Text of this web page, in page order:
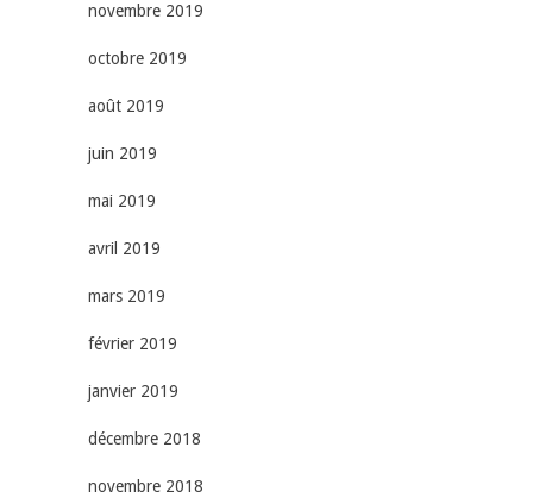
novembre 2019
octobre 2019
août 2019
juin 2019
mai 2019
avril 2019
mars 2019
février 2019
janvier 2019
décembre 2018
novembre 2018